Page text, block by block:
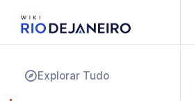
Explorar Tudo